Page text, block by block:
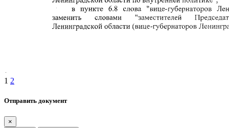
1 2
Отправить документ
×